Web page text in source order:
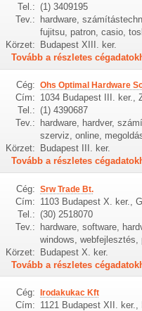
Tel.: (1) 3409195
Tev.: hardware,
fujitsu, patron, casio,
Körzet: Budapest XIII. ker.
Tovább a részletes
Cég: Ohs Optimal Hardware
Cím: 1034 Budapest III. ker.,
Tel.: (1) 4390687
Tev.:
hardware, hardver,
szerviz, online,
Körzet:
Budapest III. ker.
Tovább a részletes
Cég: Srw Trade Bt.
Cím: 1103 Budapest X. ker.,
Tel.: (30) 2518070
Tev.: hardware, software,
windows,
Körzet: Budapest X. ker.
Tovább a részletes
Cég: Irodakukac Kft
Cím: 1121 Budapest XII. ker.,